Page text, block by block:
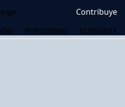
Contribuye
PERIODISMO ECONOMÍA